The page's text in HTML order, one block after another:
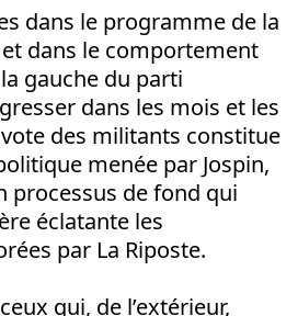
dans le programme de la
dans le comportement
gauche du parti
dans les mois et les
vote des militants constitue
menée par Jospin,
processus de fond qui
éclatante les
par La Riposte.
qui, de l’extérieur,